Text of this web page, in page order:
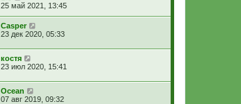
25 май 2021, 13:45
Casper
23 дек 2020, 05:33
костя
23 июл 2020, 15:41
Ocean
07 авг 2019, 09:32